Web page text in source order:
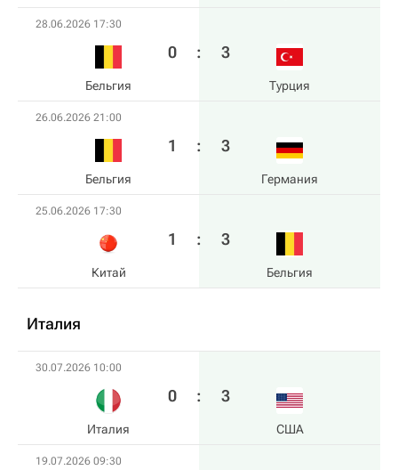
28.06.2026 17:30
Бельгия
0 : 3
Турция
26.06.2026 21:00
Бельгия
1 : 3
Германия
25.06.2026 17:30
Китай
1 : 3
Бельгия
Италия
30.07.2026 10:00
Италия
0 : 3
США
19.07.2026 09:30